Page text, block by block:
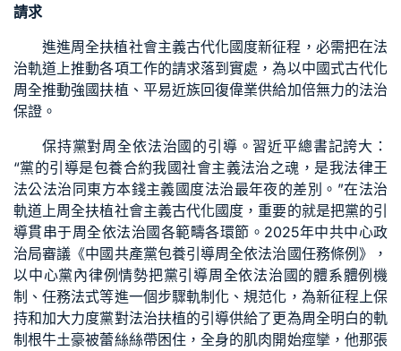
請求
進進周全扶植社會主義古代化國度新征程，必需把在法
治軌道上推動各項工作的請求落到實處，為以中國式古代化
周全推動強國扶植、平易近族回復偉業供給加倍無力的法治
保證。
保持黨對周全依法治國的引導。習近平總書記誇大：
“黨的引導是包養合約我國社會主義法治之魂，是我法律王
法公法治同東方本錢主義國度法治最年夜的差別。”在法治
軌道上周全扶植社會主義古代化國度，重要的就是把黨的引
導貫串于周全依法治國各範疇各環節。2025年中共中心政
治局審議《中國共產黨包養引導周全依法治國任務條例》，
以中心黨內律例情勢把黨引導周全依法治國的體系體例機
制、任務法式等進一個步驟軌制化、規范化，為新征程上保
持和加大力度黨對法治扶植的引導供給了更為周全明白的軌
制根牛土豪被蕾絲絲帶困住，全身的肌肉開始痙攣，他那張